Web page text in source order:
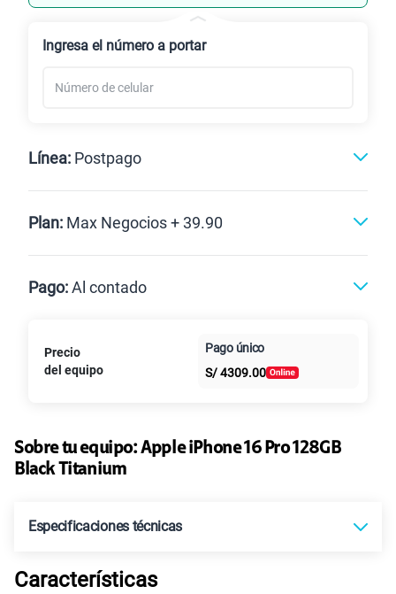
Ingresa el número a portar
Línea: Postpago
Plan: Max Negocios + 39.90
Paga solo
10GBen alta velocidad
S/
Paga solo S/49.90
Pago:Al contado
Al contado Cuotas Claro
intereses
Precio
del equipo
Pago único
S/4309.00
Sobre tu equipo:Apple iPhone 16 Pro 128GB
Black Titanium
Especificaciones técnicas
Compatibilidad nano-SIM
Características